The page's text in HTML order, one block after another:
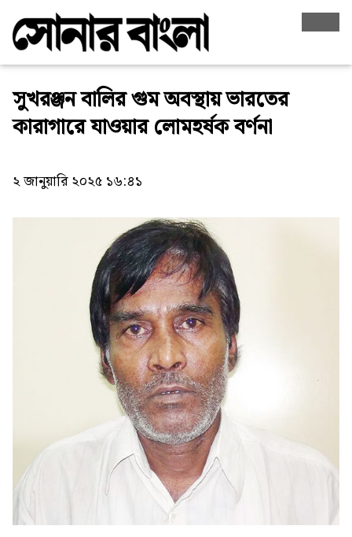
সুখরঞ্জন বালির গুম অবস্থায় ভারতের
কারাগারে যাওয়ার লোমহর্ষক বর্ণনা
২ জানুয়ারি ২০২৫ ১৬:৪১